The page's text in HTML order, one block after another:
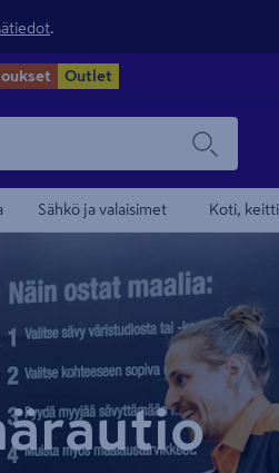
Outlet
Sähkö ja valaisimet Koti,